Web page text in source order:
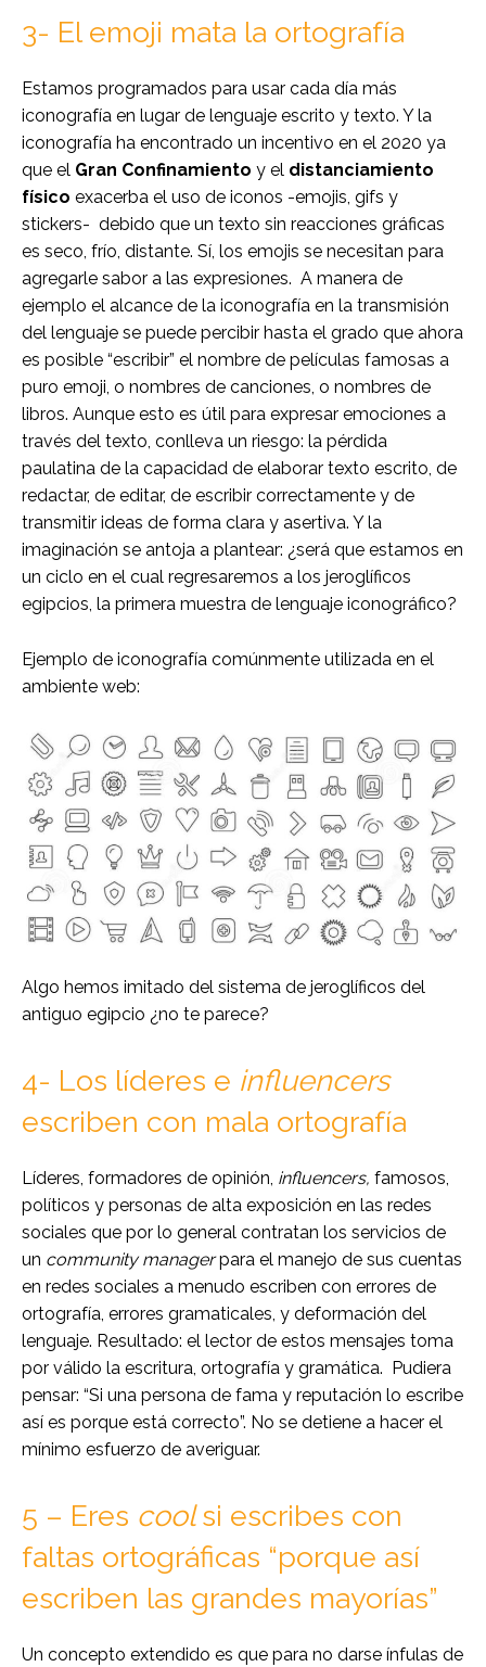
3- El emoji mata la ortografía
Estamos programados para usar cada día más
iconografía en lugar de lenguaje escrito y texto. Y la
iconografía ha encontrado un incentivo en el 2020 ya
que el Gran Confinamiento y el distanciamiento
físico exacerba el uso de iconos -emojis, gifs y
stickers- debido que un texto sin reacciones gráficas
es seco, frío, distante. Sí, los emojis se necesitan para
agregarle sabor a las expresiones. A manera de
ejemplo el alcance de la iconografía en la transmisión
del lenguaje se puede percibir hasta el grado que ahora
es posible “escribir” el nombre de películas famosas a
puro emoji, o nombres de canciones, o nombres de
libros. Aunque esto es útil para expresar emociones a
través del texto, conlleva un riesgo: la pérdida
paulatina de la capacidad de elaborar texto escrito, de
redactar, de editar, de escribir correctamente y de
transmitir ideas de forma clara y asertiva. Y la
imaginación se antoja a plantear: ¿será que estamos en
un ciclo en el cual regresaremos a los jeroglíficos
egipcios, la primera muestra de lenguaje iconográfico?
Ejemplo de iconografía comúnmente utilizada en el
ambiente web:
Algo hemos imitado del sistema de jeroglíficos del
antiguo egipcio ¿no te parece?
4- Los líderes e influencers
escriben con mala ortografía
Líderes, formadores de opinión, influencers, famosos,
políticos y personas de alta exposición en las redes
sociales que por lo general contratan los servicios de
un community managerpara el manejo de sus cuentas
en redes sociales a menudo escriben con errores de
ortografía, errores gramaticales, y deformación del
lenguaje. Resultado: el lector de estos mensajes toma
por válido la escritura, ortografía y gramática. Pudiera
pensar: “Si una persona de fama y reputación lo escribe
así es porque está correcto”. No se detiene a hacer el
mínimo esfuerzo de averiguar.
5 – Eres coolsi escribes con
faltas ortográficas “porque así
escriben las grandes mayorías”
Un concepto extendido es que para no darse ínfulas de